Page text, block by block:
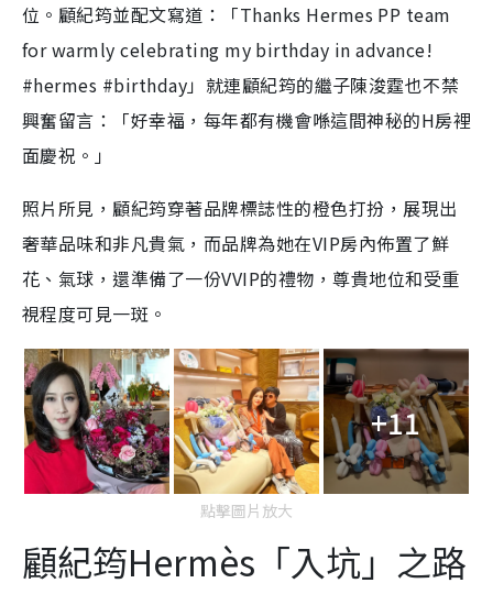
位。顧紀筠並配文寫道：「Thanks Hermes PP team
for warmly celebrating my birthday in advance!
#hermes #birthday」就連顧紀筠的繼子陳浚霆也不禁
興奮留言：「好幸福，每年都有機會喺這間神秘的H房裡
面慶祝。」
照片所見，顧紀筠穿著品牌標誌性的橙色打扮，展現出
奢華品味和非凡貴氣，而品牌為她在VIP房內佈置了鮮
花、氣球，還準備了一份VVIP的禮物，尊貴地位和受重
視程度可見一斑。
+11
點擊圖片放大
顧紀筠Hermès 「入坑」之路